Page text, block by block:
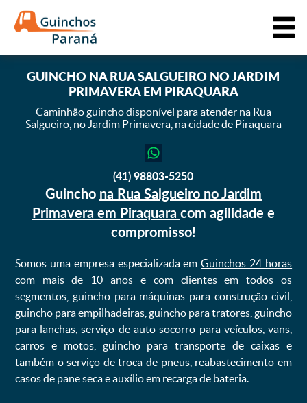
GUINCHONA RUA SALGUEIRO NO JARDIM
PRIMAVERA EM PIRAQUARA
Caminhão guincho disponível para atender na Rua
Salgueiro, no Jardim Primavera, na cidade de Piraquara
(41) 98803-5250
Guincho na Rua Salgueiro no Jardim
Primavera em Piraquara com agilidade e
compromisso!
Somos uma empresa especializada emGuinchos 24 horas
com mais de 10 anos e com clientes em todos os
segmentos, guincho para máquinas para construção civil,
guincho para empilhadeiras, guincho para tratores, guincho
para lanchas, serviço de auto socorro para veículos, vans,
carros e motos, guincho para transporte de caixas e
também o serviço de troca de pneus, reabastecimento em
casos de pane seca e auxílio em recarga de bateria. ㅤㅤ